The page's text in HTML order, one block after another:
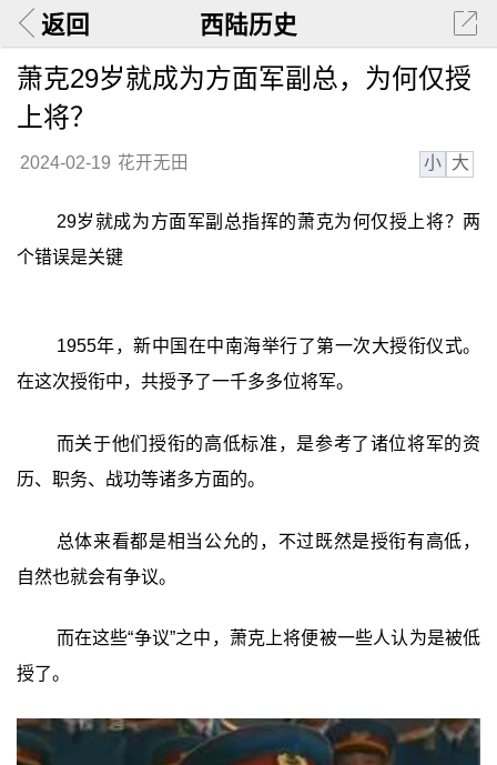
返回 西陆历史
萧克29岁就成为方面军副总，为何仅授
上将？
2024-02-19 花开无田 小 大
29岁就成为方面军副总指挥的萧克为何仅授上将？两
个错误是关键
1955年，新中国在中南海举行了第一次大授衔仪式。
在这次授衔中，共授予了一千多多位将军。
而关于他们授衔的高低标准，是参考了诸位将军的资
历、职务、战功等诸多方面的。
总体来看都是相当公允的，不过既然是授衔有高低，
自然也就会有争议。
而在这些“争议”之中，萧克上将便被一些人认为是被低
授了。